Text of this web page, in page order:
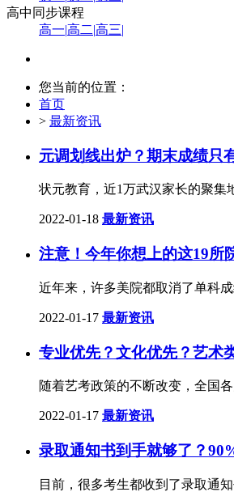
高中同步课程
高一|高二|高三|
您当前的位置：
首页
> 最新资讯
元调划线出炉？期末成绩只
状元教育，近1万武汉家长的聚集
2022-01-18 最新资讯
注意！今年你想上的这19所
近年来，许多美院都取消了单科
2022-01-17 最新资讯
专业优先？文化优先？艺术
随着艺考政策的不断改变，全国
2022-01-17 最新资讯
录取通知书到手就够了？
目前，很多考生都收到了录取通